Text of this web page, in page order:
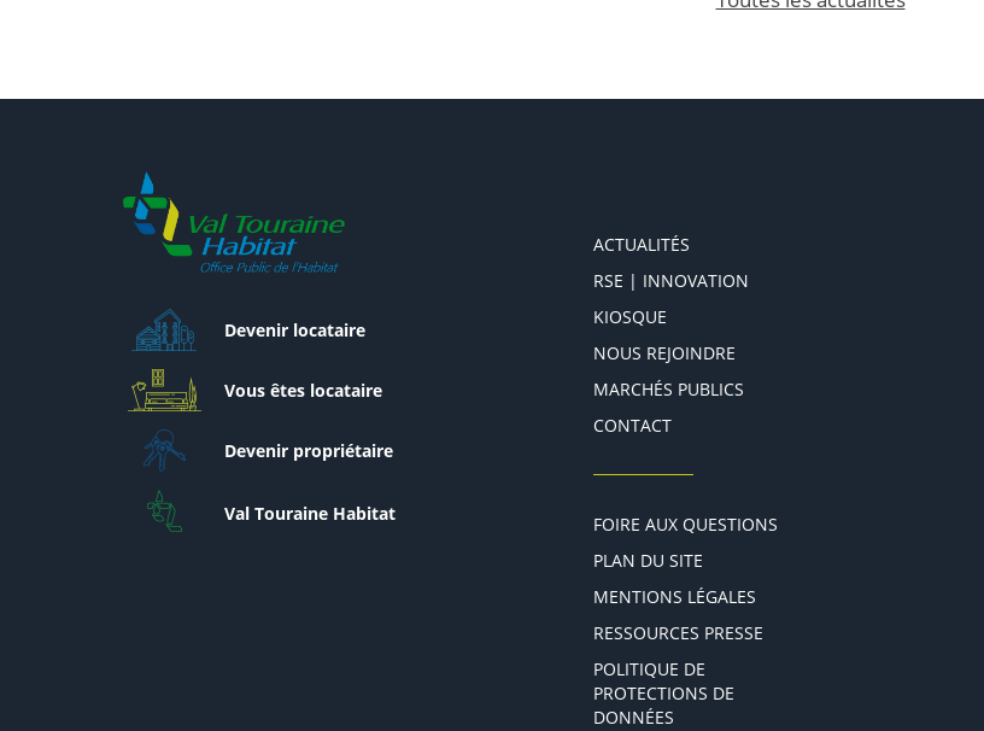
Devenir locataire
Vous êtes locataire
Devenir propriétaire
Val Touraine Habitat
ACTUALITÉS
RSE | INNOVATION
KIOSQUE
NOUS REJOINDRE
MARCHÉS PUBLICS
CONTACT
FOIRE AUX QUESTIONS
PLAN DU SITE
MENTIONS LÉGALES
RESSOURCES PRESSE
POLITIQUE DE
PROTECTIONS DE
DONNÉES